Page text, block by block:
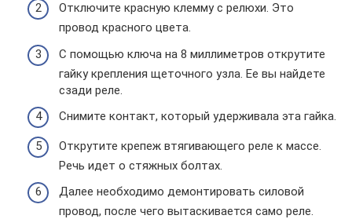
Отключите красную клемму с релюхи. Это
провод красного цвета.
С помощью ключа на 8 миллиметров открутите
гайку крепления щеточного узла. Ее вы найдете
сзади реле.
Снимите контакт, который удерживала эта гайка.
Открутите крепеж втягивающего реле к массе.
Речь идет о стяжных болтах.
Далее необходимо демонтировать силовой
провод, после чего вытаскивается само реле.